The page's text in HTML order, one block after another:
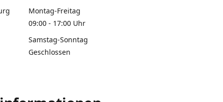
Montag-Freitag
09:00 - 17:00 Uhr
Samstag-Sonntag
Geschlossen